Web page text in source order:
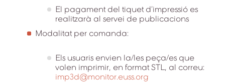
El pagament del tiquet d’impressió es
realitzarà al servei de publicacions
Modalitat per comanda:
Els usuaris envien la/les peça/es que
volen imprimir, en format STL, al correu:
imp3d@monitor.euss.org